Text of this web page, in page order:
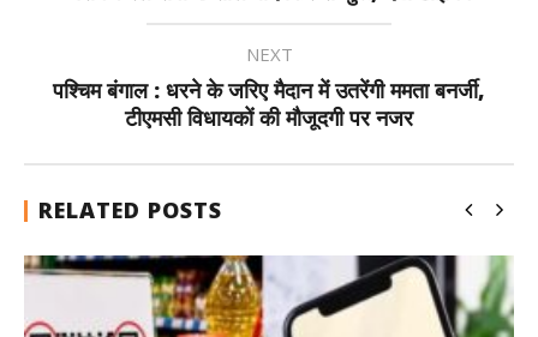
NEXT
पश्चिम बंगाल : धरने के जरिए मैदान में उतरेंगी ममता बनर्जी,
टीएमसी विधायकों की मौजूदगी पर नजर
RELATED POSTS